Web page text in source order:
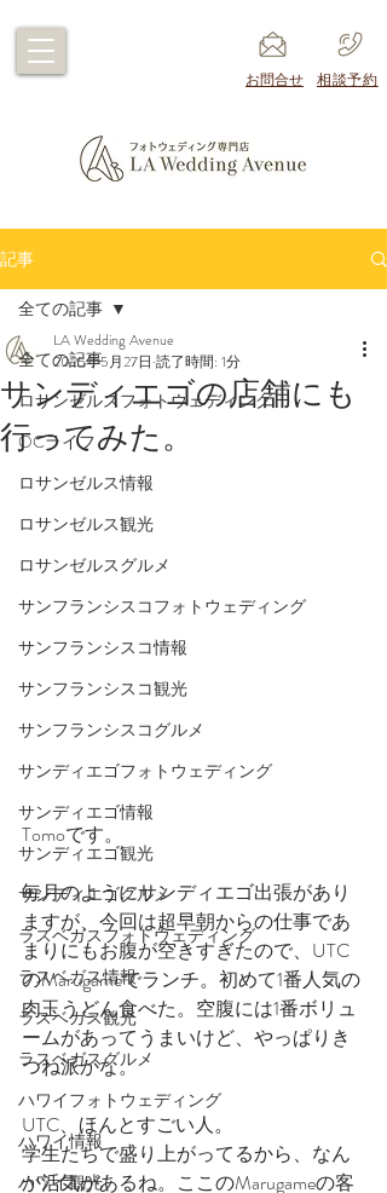
​お問合せ ​相談予約
記事
全ての記事
ロサンゼルスフォトウェディング
OCライフ
ロサンゼルス情報
ロサンゼルス観光
ロサンゼルスグルメ
サンフランシスコフォトウェディング
サンフランシスコ情報
サンフランシスコ観光
サンフランシスコグルメ
サンディエゴフォトウェディング
サンディエゴ情報
サンディエゴ観光
サンディエゴグルメ
ラスベガスフォトウェディング
ラスベガス情報
ラスベガス観光
ラスベガスグルメ
ハワイフォトウェディング
ハワイ情報
ハワイ観光
全ての記事
サンディエゴの店舗にも
行ってみた。
LA Wedding Avenue
2025年5月27日 読了時間: 1分
Tomoです。
毎月のようにサンディエゴ出張があり
ますが、今回は超早朝からの仕事であ
まりにもお腹が空きすぎたので、UTC
のMarugameでランチ。初めて1番人気の
肉玉うどん食べた。空腹には1番ボリュ
ームがあってうまいけど、やっぱりき
つね派かな。
UTC、ほんとすごい人。
学生たちで盛り上がってるから、なん
か活気があるね。ここのMarugameの客